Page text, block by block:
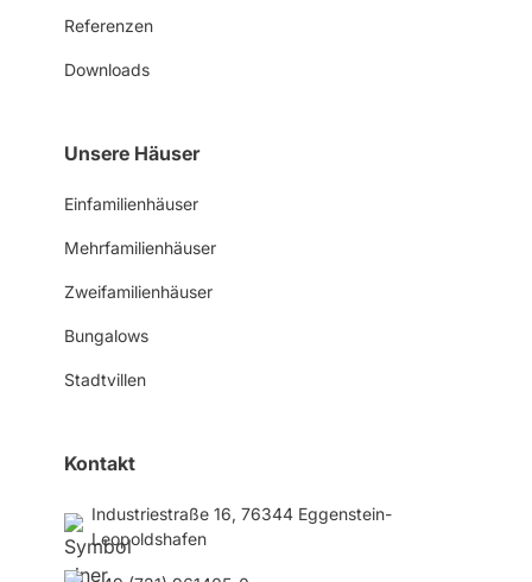
Referenzen
Downloads
Unsere Häuser
Einfamilienhäuser
Mehrfamilienhäuser
Zweifamilienhäuser
Bungalows
Stadtvillen
Kontakt
Industriestraße 16, 76344 Eggenstein-
Leopoldshafen